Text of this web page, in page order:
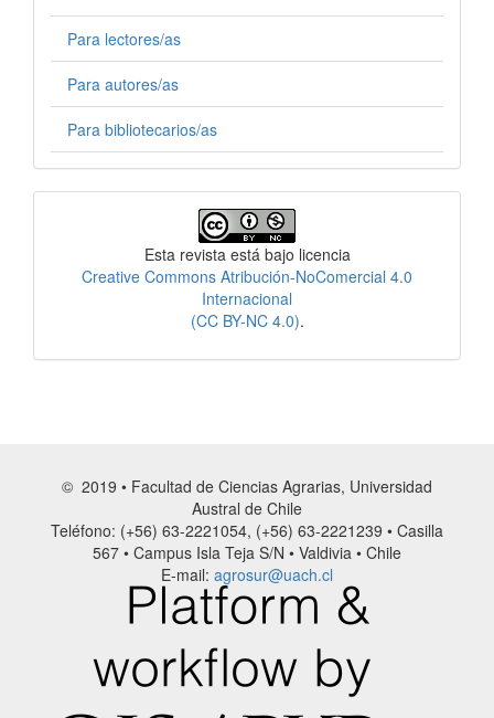
Para lectores/as
Para autores/as
Para bibliotecarios/as
Esta revista está bajo licencia
Creative Commons Atribución-NoComercial 4.0
Internacional
(CC BY-NC 4.0).
© 2019 • Facultad de Ciencias Agrarias, Universidad
Austral de Chile
Teléfono: (+56) 63-2221054, (+56) 63-2221239 • Casilla
567 • Campus Isla Teja S/N • Valdivia • Chile
E-mail: agrosur@uach.cl